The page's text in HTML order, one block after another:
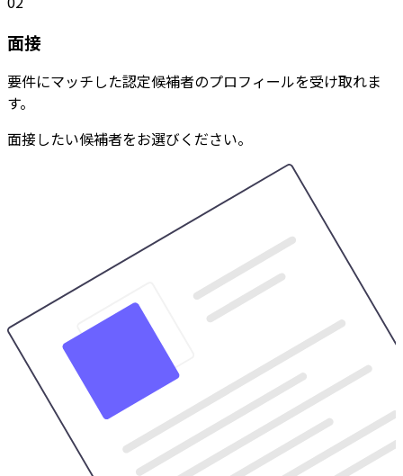
面接
要件にマッチした認定候補者のプロフィールを受け取れま
す。
面接したい候補者をお選びください。